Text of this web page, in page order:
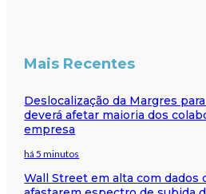
Mais Recentes
Deslocalização da Margres
deverá afetar maioria dos
empresa
há 5 minutos
Wall Street em alta com dados